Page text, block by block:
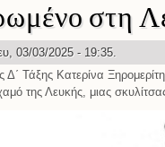
στη
03/03/2025 - 19:35.
Δ΄ Τάξης Κατερίνα
της Λευκής, μιας